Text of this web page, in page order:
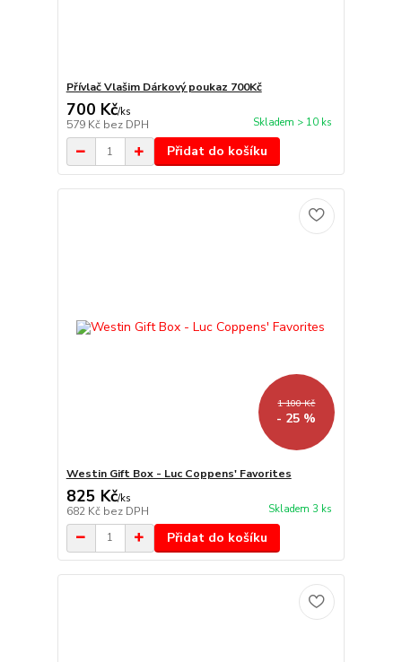
Přívlač Vlašim Dárkový poukaz 700Kč
700 Kč/ks
579 Kč bez DPH Skladem > 10 ks
Přidat do košíku
1 100 Kč
- 25 %
Westin Gift Box - Luc Coppens' Favorites
825 Kč/ks
682 Kč bez DPH Skladem 3 ks
Přidat do košíku